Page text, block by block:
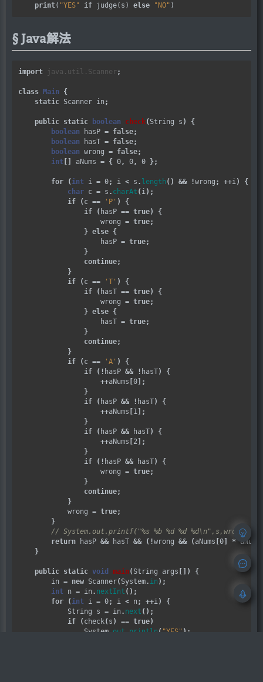
print( "YES" if judge(s) else "NO"
Java解法
import java.util.Scanner;
class Main
{
static Scanner in ;
public static boolean check( String s )
{
boolean hasP = false;
boolean hasT = false;
boolean wrong = false;
int
aNums = { 0, 0, 0 };
for ( int i = 0; i < s . length () && !wrong ; ++i)
{
char c = s . charAt ( i);
if
( c == 'P' )
{
if
( hasP == true)
{
                    wrong
= true;
} else {
                    hasP
= true;
}
continue;
}
if
( c == 'T' )
{
if
( hasT == true)
{
                    wrong
= true;
} else {
                    hasT
= true;
}
continue;
}
if
( c == 'A' )
{
if
(! hasP && ! hasT)
{
++aNums 0 ];
}
if
( hasP && ! hasT)
{
++aNums 1 ];
}
if
( hasP && hasT)
{
++aNums 2 ];
}
if
(! hasP && hasT)
{
                    wrong
= true;
}
continue;
}
            wrong
= true;
}
return hasP && hasT && (!wrong && ( aNums 0 * aNums
}
public static void main( String args [])
{
        in
= new Scanner( System. in );
int n = in . nextInt ();
for
( int i = 0; i < n ; ++i)
{
            String s
= in . next ();
if
( check( s ) == true)
                System
out println ( "YES" );